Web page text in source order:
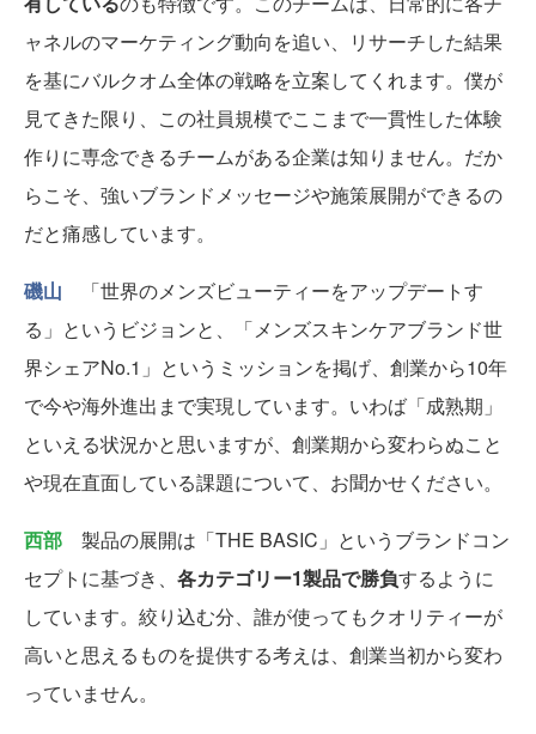
ャネルのマーケティング動向を追い、リサーチした結果
を基にバルクオム全体の戦略を立案してくれます。僕が
見てきた限り、この社員規模でここまで一貫性した体験
作りに専念できるチームがある企業は知りません。だか
らこそ、強いブランドメッセージや施策展開ができるの
だと痛感しています。
磯山 「世界のメンズビューティーをアップデートす
る」というビジョンと、「メンズスキンケアブランド世
界シェアNo.1」というミッションを掲げ、創業から10年
で今や海外進出まで実現しています。いわば「成熟期」
といえる状況かと思いますが、創業期から変わらぬこと
や現在直面している課題について、お聞かせください。
西部 製品の展開は「THE BASIC」というブランドコン
セプトに基づき、 各カテゴリー1製品で勝負するように
しています。絞り込む分、誰が使ってもクオリティーが
高いと思えるものを提供する考えは、創業当初から変わ
っていません。